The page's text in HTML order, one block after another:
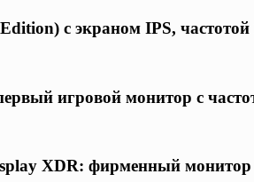
с экраном IPS,
игровой монитор с
XDR: фирменный монитор